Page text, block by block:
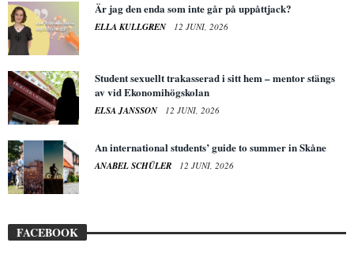
Är jag den enda som inte går på uppåttjack?
ELLA KULLGREN 12 JUNI, 2026
Student sexuellt trakasserad i sitt hem – mentor stängs
av vid Ekonomihögskolan
ELSA JANSSON 12 JUNI, 2026
An international students’ guide to summer in Skåne
ANABEL SCHÜLER 12 JUNI, 2026
FACEBOOK